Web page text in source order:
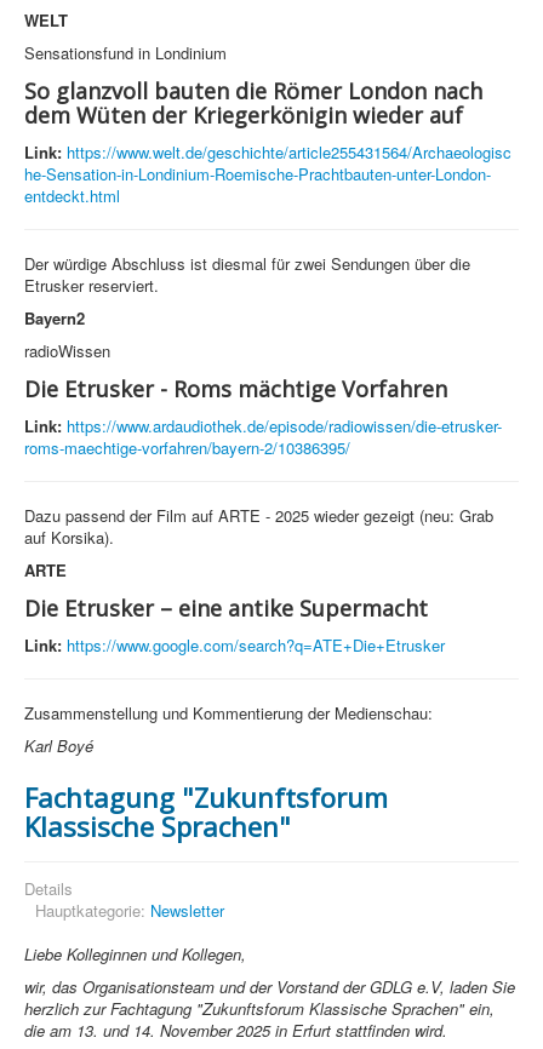
WELT
Sensationsfund in Londinium
So glanzvoll bauten die Römer London nach
dem Wüten der Kriegerkönigin wieder auf
Link: https://www.welt.de/geschichte/article255431564/Archaeologisc
he-Sensation-in-Londinium-Roemische-Prachtbauten-unter-London-
entdeckt.html
Der würdige Abschluss ist diesmal für zwei Sendungen über die
Etrusker reserviert.
Bayern2
radioWissen
Die Etrusker - Roms mächtige Vorfahren
Link: https://www.ardaudiothek.de/episode/radiowissen/die-etrusker-
roms-maechtige-vorfahren/bayern-2/10386395/
Dazu passend der Film auf ARTE - 2025 wieder gezeigt (neu: Grab
auf Korsika).
ARTE
Die Etrusker – eine antike Supermacht
Link: https://www.google.com/search?q=ATE+Die+Etrusker
Zusammenstellung und Kommentierung der Medienschau:
Karl Boyé
Fachtagung "Zukunftsforum
Klassische Sprachen"
Details
Hauptkategorie: Newsletter
Liebe Kolleginnen und Kollegen,
wir, das Organisationsteam und der Vorstand der GDLG e.V, laden Sie
herzlich zur Fachtagung "Zukunftsforum Klassische Sprachen" ein,
die am 13. und 14. November 2025 in Erfurt stattfinden wird.